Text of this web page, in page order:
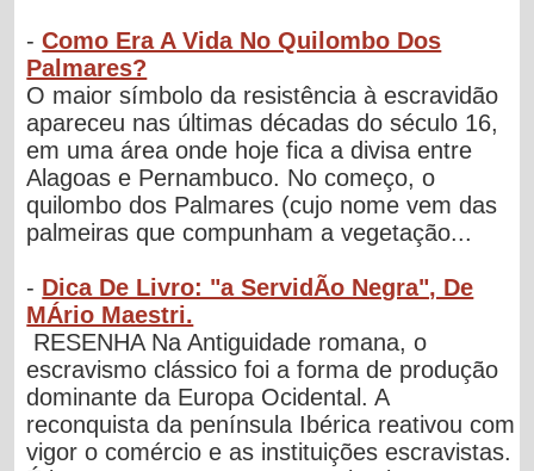
-Como Era A Vida No Quilombo Dos
Palmares?
O maior símbolo da resistência à escravidão
apareceu nas últimas décadas do século 16,
em uma área onde hoje fica a divisa entre
Alagoas e Pernambuco. No começo, o
quilombo dos Palmares (cujo nome vem das
palmeiras que compunham a vegetação...
- Dica De Livro: "a ServidÃo Negra", De
MÁrio Maestri.
RESENHA Na Antiguidade romana, o
escravismo clássico foi a forma de produção
dominante da Europa Ocidental. A
reconquista da península Ibérica reativou com
vigor o comércio e as instituições escravistas.